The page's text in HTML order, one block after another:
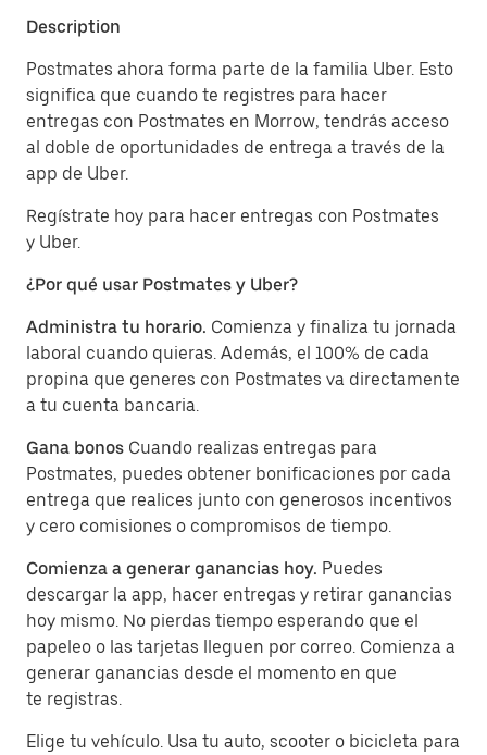
Description
Postmates ahora forma parte de la familia Uber. Esto
significa que cuando te registres para hacer
entregas con Postmates en Morrow, tendrás acceso
al doble de oportunidades de entrega a través de la
app de Uber.
Regístrate hoy para hacer entregas con Postmates
y Uber.
¿Por qué usar Postmates y Uber?
Administra tu horario. Comienza y finaliza tu jornada
laboral cuando quieras. Además, el 100% de cada
propina que generes con Postmates va directamente
a tu cuenta bancaria.
Gana bonos Cuando realizas entregas para
Postmates, puedes obtener bonificaciones por cada
entrega que realices junto con generosos incentivos
y cero comisiones o compromisos de tiempo.
Comienza a generar ganancias hoy. Puedes
descargar la app, hacer entregas y retirar ganancias
hoy mismo. No pierdas tiempo esperando que el
papeleo o las tarjetas lleguen por correo. Comienza a
generar ganancias desde el momento en que
te registras.
Elige tu vehículo. Usa tu auto, scooter o bicicleta para